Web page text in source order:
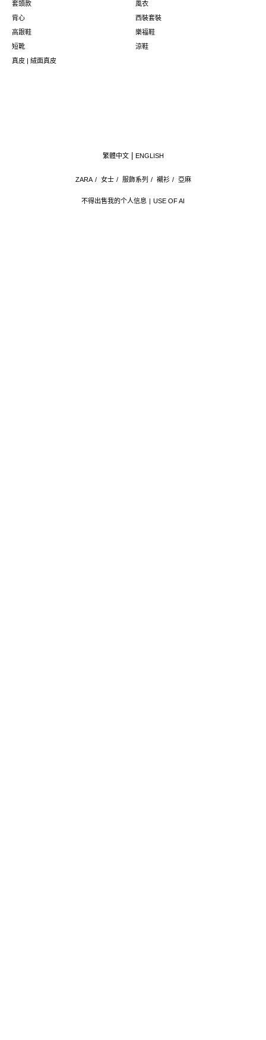
套頭款
風衣
背心
西裝套裝
高跟鞋
樂福鞋
短靴
涼鞋
真皮 | 絨面真皮
不得出售我的个人信息 USE OF AI
ZARA / 女士 / 服飾系列 / 襯衫 / 亞麻
繁體中文 ENGLISH